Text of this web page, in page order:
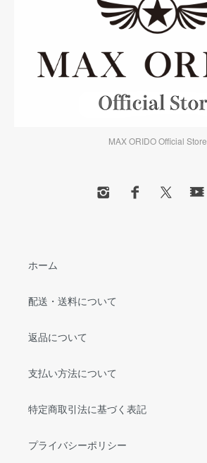
MAX ORIDO Official Store
ホーム
配送・送料について
返品について
支払い方法について
特定商取引法に基づく表記
プライバシーポリシー